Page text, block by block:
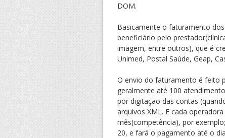
DOM.
Basicamente o faturamento
beneficiário pelo
imagem, entre outros), que é
Unimed, Postal Saúde, Geap,
O envio do faturamento é feito
geralmente até 100
por digitação das contas
arquivos XML. E cada
mês(competência), por
20, e fará o pagamento até o